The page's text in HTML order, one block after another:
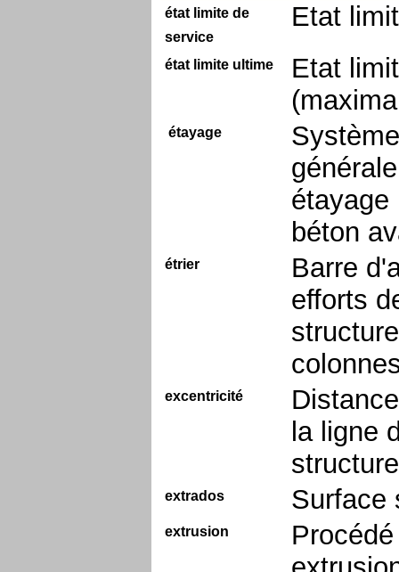
état limite de
service
Etat
état limite ultime
Etat
étayage
étayage
béton
étrier
Barre
efforts
excentricité
la ligne
extrados Surface
extrusion